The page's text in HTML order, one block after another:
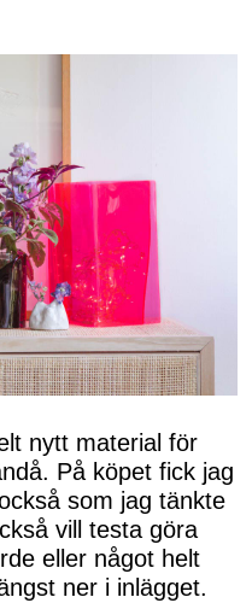
nytt material för
På köpet fick jag
som jag tänkte
vill testa göra
eller något helt
ner i inlägget.